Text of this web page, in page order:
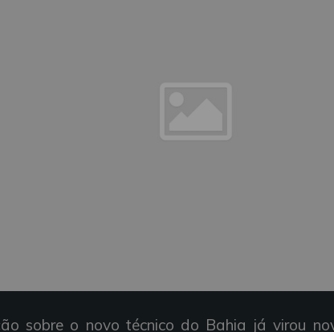
sobre o novo técnico do Bahia já virou